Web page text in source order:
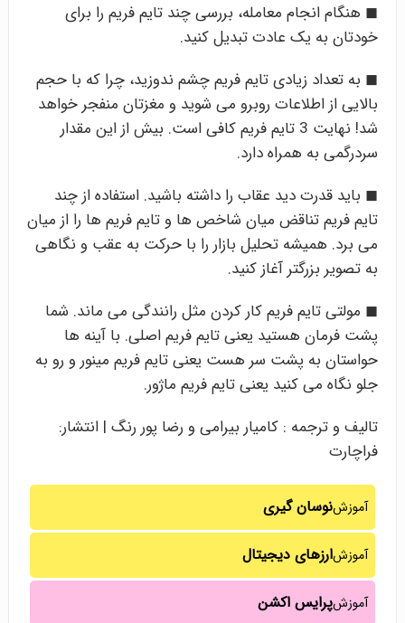
◼ هنگام انجام معامله، بررسی چند تایم فریم را برای
خودتان به یک عادت تبدیل کنید.
◼ به تعداد زیادی تایم فریم چشم ندوزید، چرا که با حجم
بالایی از اطلاعات روبرو می شوید و مغزتان منفجر خواهد
شد! نهایت 3 تایم فریم کافی است. بیش از این مقدار
سردرگمی به همراه دارد.
◼ باید قدرت دید عقاب را داشته باشید. استفاده از چند
تایم فریم تناقض میان شاخص ها و تایم فریم ها را از میان
می برد. همیشه تحلیل بازار را با حرکت به عقب و نگاهی
به تصویر بزرگتر آغاز کنید.
◼ مولتی تایم فریم کار کردن مثل رانندگی می ماند. شما
پشت فرمان هستید یعنی تایم فریم اصلی. با آینه ها
حواستان به پشت سر هست یعنی تایم فریم مینور و رو به
جلو نگاه می کنید یعنی تایم فریم ماژور.
تالیف و ترجمه : کامیار بیرامی و رضا پور رنگ | انتشار:
فراچارت
آموزشنوسان گیری
آموزشارزهای دیجیتال
آموزشپرایس اکشن